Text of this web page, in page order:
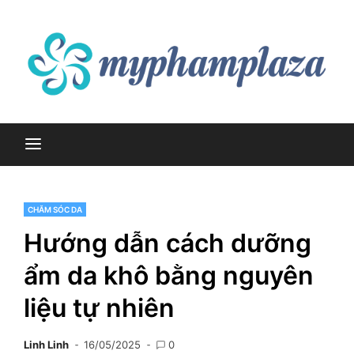
content
myphamplaza.vn
CHĂM SÓC DA
Hướng dẫn cách dưỡng
ẩm da khô bằng nguyên
liệu tự nhiên
Linh Linh 16/05/2025 0